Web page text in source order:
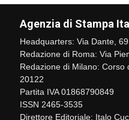
Agenzia di Stampa
Headquarters: Via Dante,
Redazione di Roma: Via
Redazione di Milano: Corso
20122
Partita IVA 01868790849
ISSN 2465-3535
Direttore Editoriale: Italo